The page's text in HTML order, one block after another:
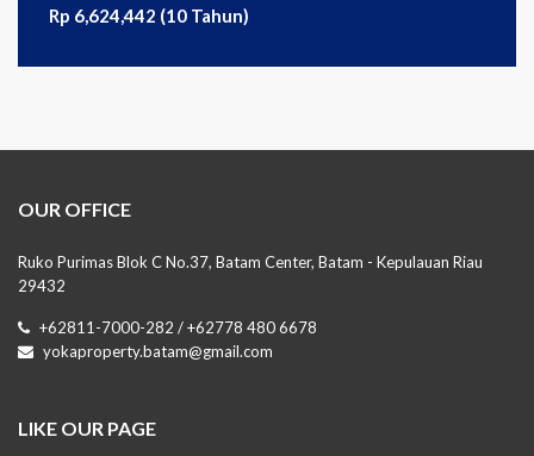
Rp 6,624,442 (10 Tahun)
OUR OFFICE
Ruko Purimas Blok C No.37, Batam Center, Batam - Kepulauan Riau
29432
+62811-7000-282 / +62778 480 6678
yokaproperty.batam@gmail.com
LIKE OUR PAGE